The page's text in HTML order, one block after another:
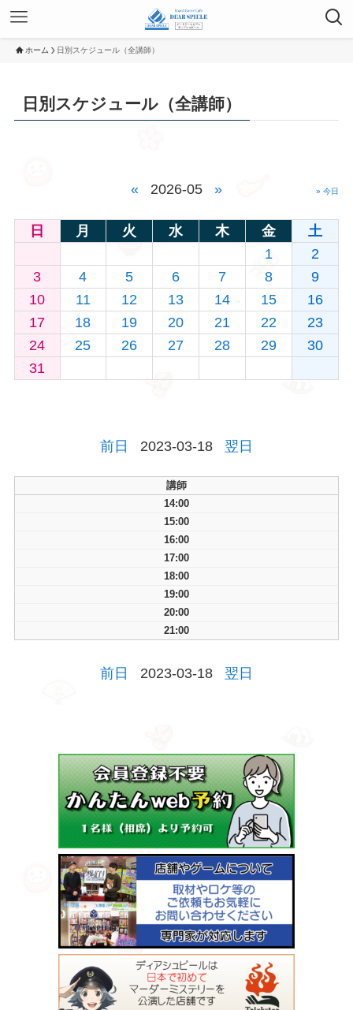
ホーム 日別スケジュール（全講師）
日別スケジュール（全講師）
« 2026-05 » » 今日
日 月 火 水 木 金
土
1
2
3
4 5 6 7 8
9
10
11 12 13 14 15
16
17
18 19 20 21 22
23
24
25 26 27 28 29
30
31
前日 2023-03-18 翌日
講師
14:00
15:00
16:00
17:00
18:00
19:00
20:00
21:00
前日 2023-03-18 翌日